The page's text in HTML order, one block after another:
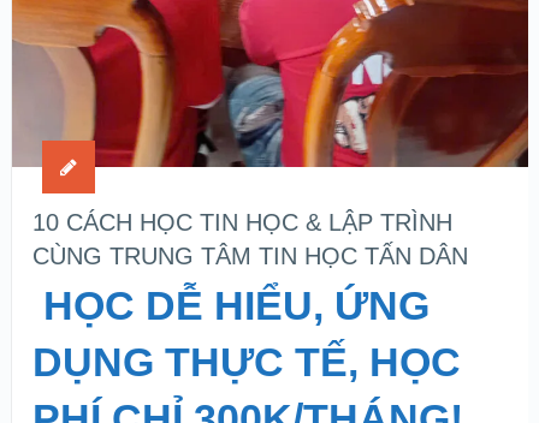
10 CÁCH HỌC TIN HỌC & LẬP TRÌNH
CÙNG TRUNG TÂM TIN HỌC TẤN DÂN
HỌC DỄ HIỂU, ỨNG
DỤNG THỰC TẾ, HỌC